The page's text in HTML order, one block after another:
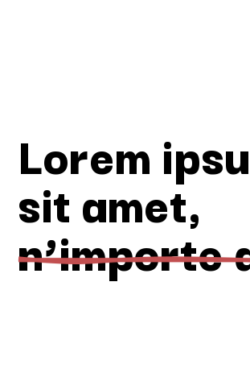
Lorem
sit amet,
n’importe